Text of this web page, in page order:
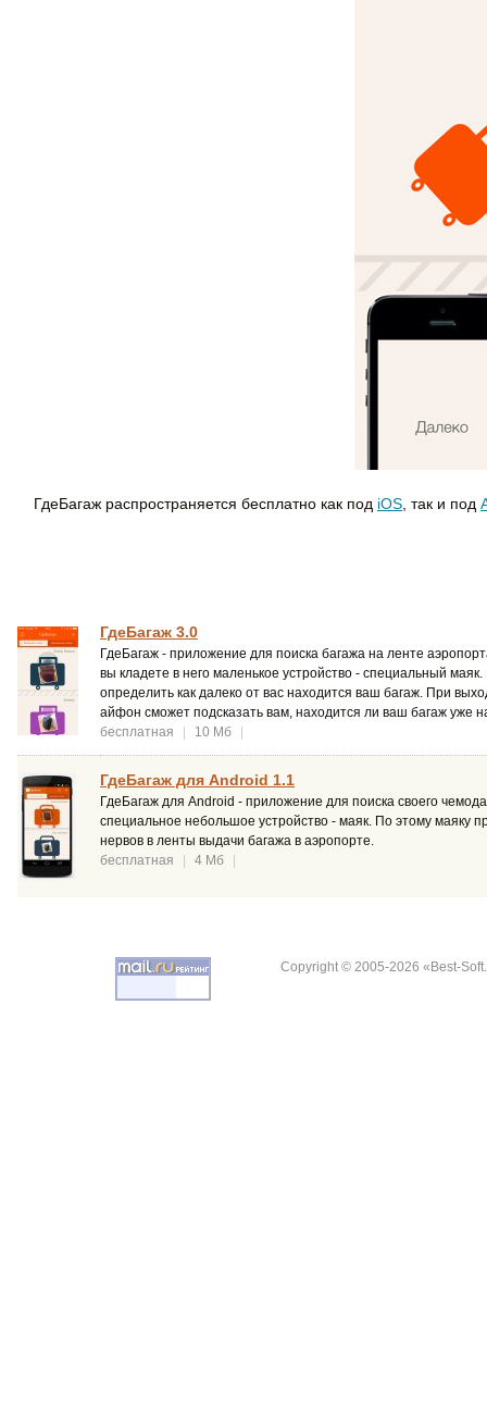
ГдеБагаж распространяется бесплатно как под iOS , так и под
ГдеБагаж 3.0
ГдеБагаж - приложение для поиска багажа на ленте
вы кладете в него маленькое устройство - специальный
определить как далеко от вас находится ваш багаж. При
айфон сможет подсказать вам, находится ли ваш багаж уже
бесплатная
| 10 Мб |
ГдеБагаж для Android 1.1
ГдеБагаж для Android - приложение для поиска своего
специальное небольшое устройство - маяк. По этому маяку
нервов в ленты выдачи багажа в аэропорте.
бесплатная
| 4 Мб |
Copyright © 2005-2026 «Best-